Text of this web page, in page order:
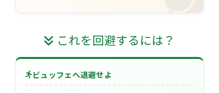
これを回避するには？
ビュッフェへ退避せよ